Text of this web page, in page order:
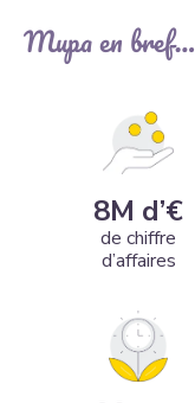
Mupa en bref…
8M d’€
de chiffre
d’affaires